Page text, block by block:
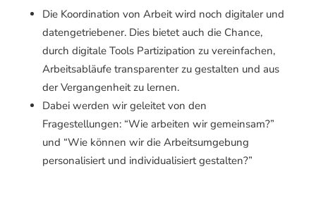
Die Koordination von Arbeit wird noch digitaler und
datengetriebener. Dies bietet auch die Chance,
durch digitale Tools Partizipation zu vereinfachen,
Arbeitsabläufe transparenter zu gestalten und aus
der Vergangenheit zu lernen.
Dabei werden wir geleitet von den
Fragestellungen: “Wie arbeiten wir gemeinsam?”
und “Wie können wir die Arbeitsumgebung
personalisiert und individualisiert gestalten?”